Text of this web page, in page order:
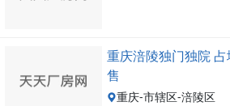
重庆涪陵独门独院
售
重庆-市辖区-涪陵区